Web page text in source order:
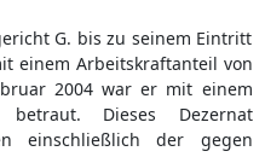
G. bis zu seinem Eintritt
einem Arbeitskraftanteil von
2004 war er mit einem
betraut. Dieses Dezernat
einschließlich der gegen